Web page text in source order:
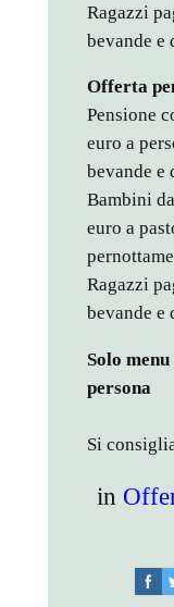
Ragazzi
bevande e
Offerta
Pensione
euro a
bevande e
Bambini
euro a
Ragazzi
bevande e
Solo
persona
Si
in
facebook